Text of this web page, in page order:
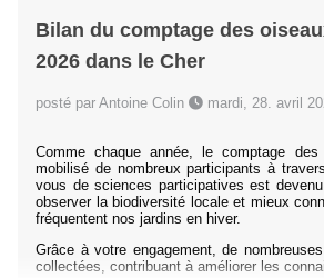
Bilan du comptage des
2026 dans le Cher
posté par Antoine Colin mardi, 28. avril
Comme chaque année, le comptage
mobilisé de nombreux participants à
vous de sciences participatives est
observer la biodiversité locale et mieux
fréquentent nos jardins en hiver.
Grâce à votre engagement, de
collectées, contribuant à améliorer les